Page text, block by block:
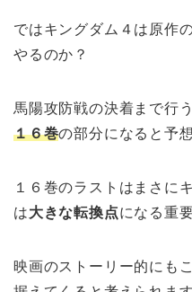
ではキングダム４は原作
やるのか？
馬陽攻防戦の決着まで行
１６巻の部分になると予
１６巻のラストはまさに
は大きな転換点になる重
映画のストーリー的にも